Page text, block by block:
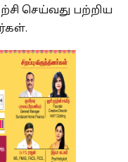
செய்வது பற்றிய